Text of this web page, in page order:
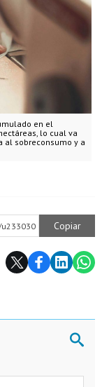
en el
lo cual va
al sobreconsumo y a
Copiar